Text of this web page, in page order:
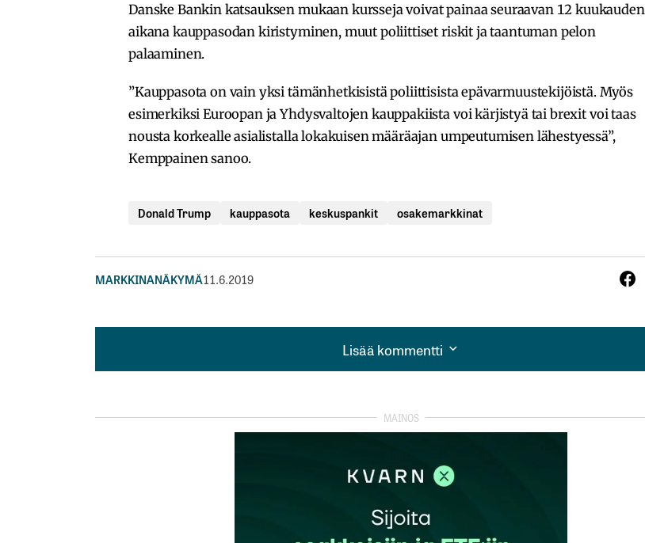
Danske Bankin katsauksen mukaan kursseja voivat painaa seuraavan 12 kuukauden
aikana kauppasodan kiristyminen, muut poliittiset riskit ja taantuman pelon
palaaminen.
”Kauppasota on vain yksi tämänhetkisistä poliittisista epävarmuustekijöistä. Myös
esimerkiksi Euroopan ja Yhdysvaltojen kauppakiista voi kärjistyä tai brexit voi taas
nousta korkealle asialistalla lokakuisen määräajan umpeutumisen lähestyessä”,
Kemppainen sanoo.
Donald Trump kauppasota keskuspankit osakemarkkinat
MARKKINANÄKYMÄ11.6.2019
Lisää kommentti
Lisää kommentti
Pakolliset kentät on merkitty